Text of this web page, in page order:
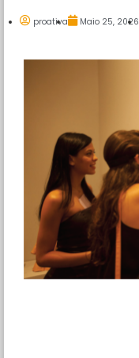
proativa Maio 25, 2026